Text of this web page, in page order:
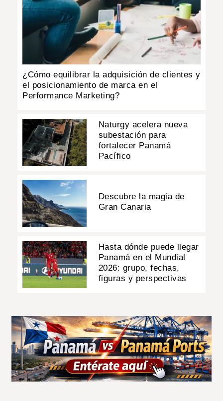
¿Cómo equilibrar la adquisición de clientes y
el posicionamiento de marca en el
Performance Marketing?
Naturgy acelera nueva
subestación para
fortalecer Panamá
Pacífico
Descubre la magia de
Gran Canaria
Hasta dónde puede llegar
Panamá en el Mundial
2026: grupo, fechas,
figuras y perspectivas